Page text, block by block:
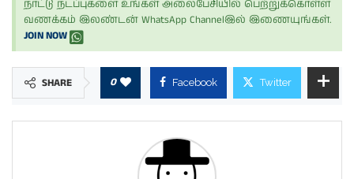
நாட்டு நடப்புகளை உங்கள் அலைபேசியில் பெற்றுக்கொள்ள
வணக்கம் இலண்டன் WhatsApp Channelஇல் இணையுங்கள்.
JOIN NOW
SHARE 0 Facebook Twitter